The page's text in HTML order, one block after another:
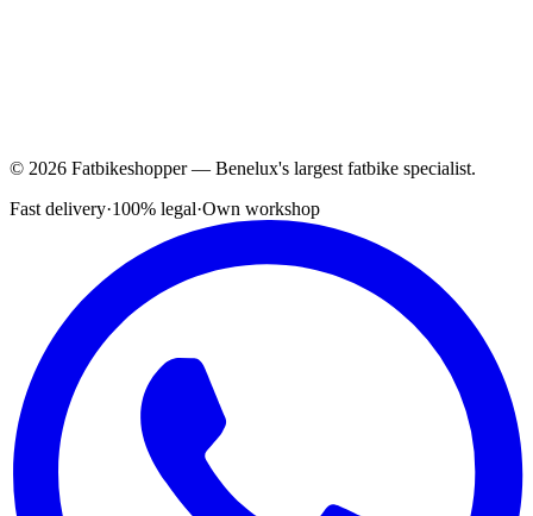
© 2026 Fatbikeshopper — Benelux's largest fatbike specialist.
Fast delivery·100% legal·Own workshop